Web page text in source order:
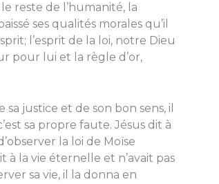
reste de l’humanité, la
ses qualités morales qu’il
l’esprit de la loi, notre Dieu
pour lui et la règle d’or,
sa justice et de son bon sens, il
sa propre faute. Jésus dit à
la loi de Moïse
la vie éternelle et n’avait pas
sa vie, il la donna en